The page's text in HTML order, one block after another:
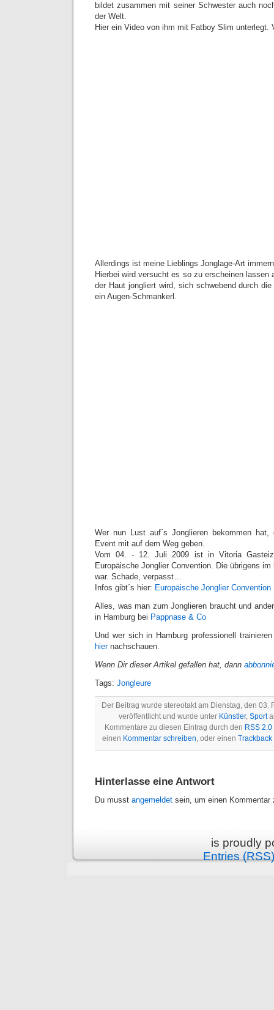
bildet zusammen mit seiner Schwester auch
der Welt.
Hier ein Video von ihm mit Fatboy Slim unterlegt.
Allerdings ist meine Lieblings Jonglage-Art
Hierbei wird versucht es so zu erscheinen lassen
der Haut jongliert wird, sich schwebend durch
ein Augen-Schmankerl.
Wer nun Lust auf´s Jonglieren bekommen
Event mit auf dem Weg geben.
Vom 04. - 12. Juli 2009 ist in Vitoria
Europäische Jonglier Convention. Die übrigens
war. Schade, verpasst…
Infos gibt´s hier: Europäische Jonglier Convention
Alles, was man zum Jonglieren braucht und
in Hamburg bei Pappnase & Co
Und wer sich in Hamburg professionell
hiernachschauen.
Wenn Dir dieser Artikel gefallen hat, dann
Tags: Jongleure
Der Beitrag wurde stereotakt am Dienstag, den 03.
veröffentlicht und wurde unter Künstler, Sport
Kommentare zu diesen Eintrag durch den RSS 2.0
einen Kommentar schreiben, oder einen Trackback
Hinterlasse eine Antwort
Du musst angemeldet sein, um einen Kommentar
is proudly
Entries (RSS)